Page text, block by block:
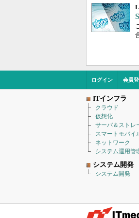
ログイン 会員
ITインフラ
クラウド
仮想化
サーバ＆ストレ
スマートモバイ
ネットワーク
システム運用管
システム開発
システム開発